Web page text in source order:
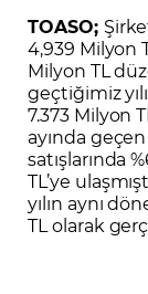
TOASO;
4,939 Milyon
Milyon TL
geçtiğimiz
7.373 Milyon
ayında
satışlarında
TL’ye
yılın aynı
TL olarak